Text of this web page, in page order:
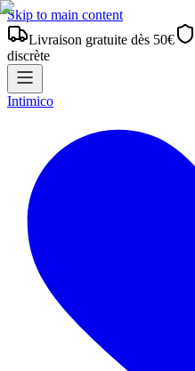
Skip to main content
Livraison gratuite dès 50€
discrète
Intimico